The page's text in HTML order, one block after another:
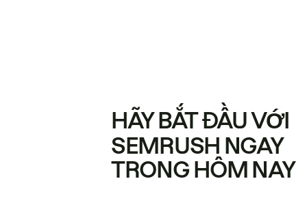
HÃY BẮT ĐẦU VỚI
SEMRUSH NGAY
TRONG HÔM NAY